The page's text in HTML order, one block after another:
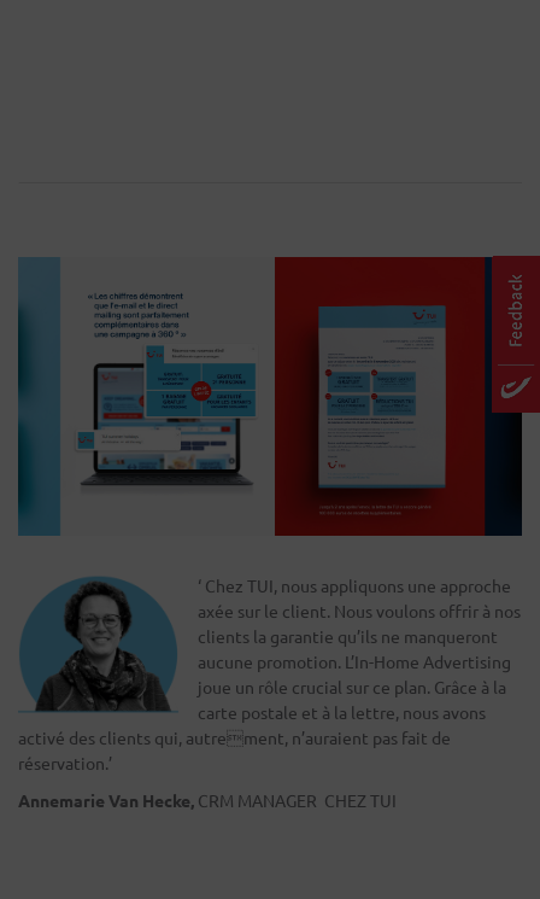
‘ Chez TUI, nous appliquons une approche
axée sur le client. Nous voulons offrir à nos
clients la garantie qu’ils ne manqueront
aucune promotion. L’In-Home Advertising
joue un rôle crucial sur ce plan. Grâce à la
carte postale et à la lettre, nous avons
activé des clients qui, autrement, n’auraient pas fait de
réservation.’
Annemarie Van Hecke, CRM MANAGER CHEZ TUI